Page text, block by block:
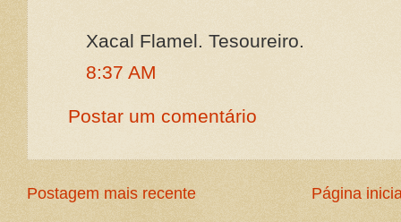
Xacal Flamel. Tesoureiro.
8:37 AM
Postar um comentário
Postagem mais recente Página